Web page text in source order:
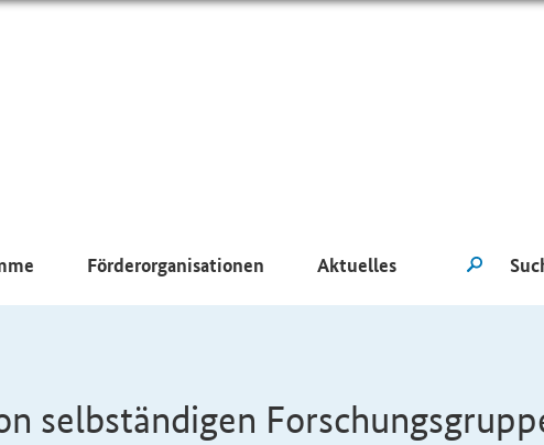
Förderorganisationen Aktuelles
selbständigen